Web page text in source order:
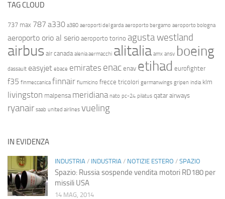
TAG CLOUD
737 max 787 a330 a380 aeroporti del garda aeroporto bergamo aeroporto bologna
aeroporto orio al serio aeroporto torino agusta westland
airbus air canada alenia aermacchi alitalia amx ansv boeing
dassault easyjet ebace emirates enac enav etihad eurofighter
f35 finmeccanica finnair fiumicino frecce tricolori germanwings gripen india klm
livingston malpensa meridiana nato pc-24 pilatus qatar airways
ryanair saab united airlines vueling
IN EVIDENZA
INDUSTRIA / INDUSTRIA / NOTIZIE ESTERO / SPAZIO
Spazio: Russia sospende vendita motori RD180 per
missili USA
14 MAG, 2014